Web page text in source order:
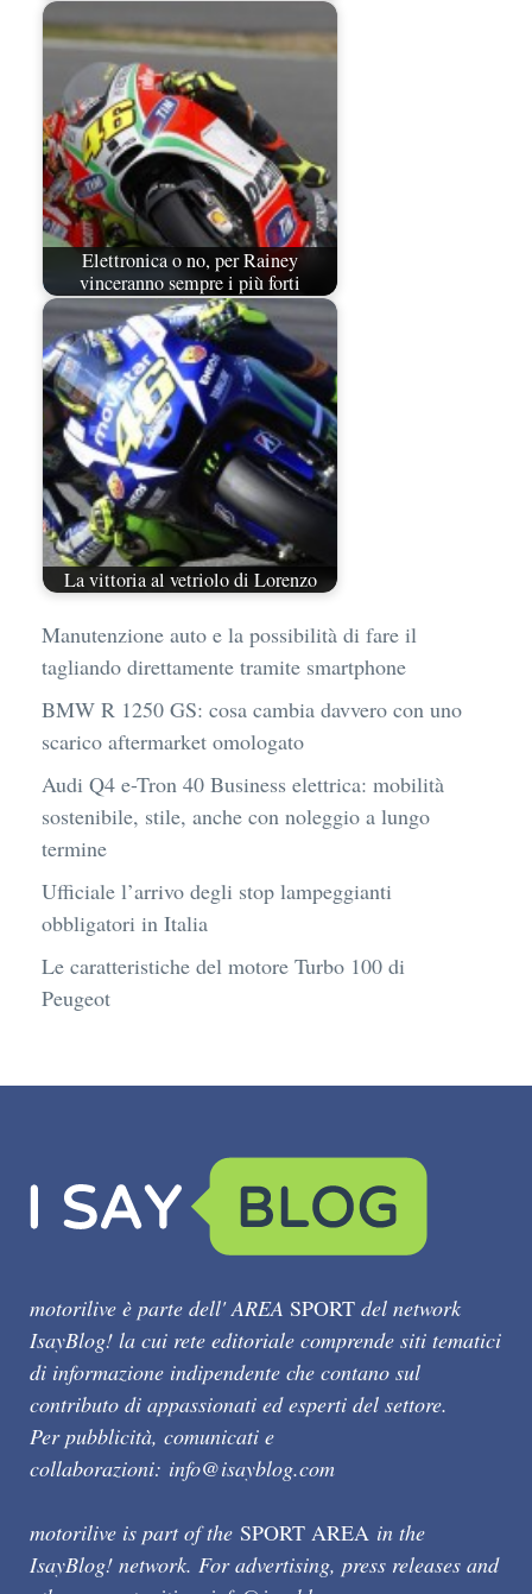
Elettronica o no, per Rainey
vinceranno sempre i più forti
La vittoria al vetriolo di Lorenzo
Manutenzione auto e la possibilità di fare il
tagliando direttamente tramite smartphone
BMW R 1250 GS: cosa cambia davvero con uno
scarico aftermarket omologato
Audi Q4 e-Tron 40 Business elettrica: mobilità
sostenibile, stile, anche con noleggio a lungo
termine
Ufficiale l’arrivo degli stop lampeggianti
obbligatori in Italia
Le caratteristiche del motore Turbo 100 di
Peugeot
motorilive è parte dell' AREA SPORT del network
IsayBlog! la cui rete editoriale comprende siti tematici
di informazione indipendente che contano sul
contributo di appassionati ed esperti del settore.
Per pubblicità, comunicati e
collaborazioni: info@isayblog.com
motorilive is part of the SPORT AREA in the
IsayBlog! network. For advertising, press releases and